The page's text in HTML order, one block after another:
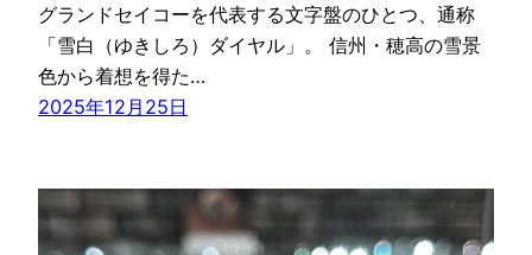
グランドセイコーを代表する文字盤のひとつ、通称
「雪白（ゆきしろ）ダイヤル」。 信州・穂高の雪景
色から着想を得た…
2025年12月25日